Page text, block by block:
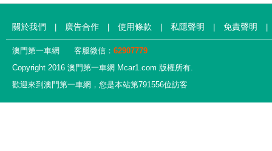
關於我們 廣告合作 使用條款 私隱聲明 免責聲明
澳門第一車網 客服微信： 62907779
Copyright 2016 澳門第一車網 Mcar1.com 版權所有.
歡迎來到澳門第一車網，您是本站第791556位訪客